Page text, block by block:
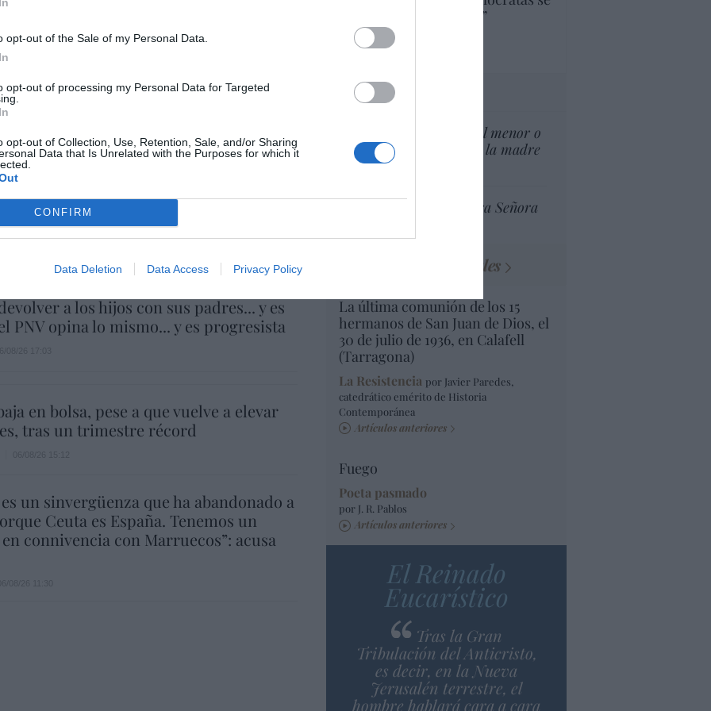
opt-out of the Sale of my Personal Data.
opt-out of processing my Personal Data for Targeted
opt-out of Collection, Use, Retention, Sale, and/or Sharing
Data that Is Unrelated with the Purposes for which it
CONFIRM
Data Deletion Data Access Privacy Policy
el penúltimo fiasco del Gobierno
escaso en reputación e influencia
se conforma con ser la número dos
06/08/26 12:41
De la Espriella toma posesión como
entre amenazas terroristas del ELN y el
la Izquierda
a los hijos con sus padres... y es
PNV opina lo mismo... y es progresista
en bolsa, pese a que vuelve a elevar
tras un trimestre récord
un sinvergüenza que ha abandonado a
Ceuta es España. Tenemos un
connivencia con Marruecos”: acusa
define como “socialista”
por Ignacio Aguirre
Cartas al director
¿El Superior interés el menor o
el superior interés de la madre
Ceuta celebra Nuestra Señora
Minucias visuales
La última comunión de los 15
hermanos de San Juan de Dios, el
30 de julio de 1936, en Calafell
(Tarragona)
La Resistencia por Javier Paredes,
catedrático emérito de Historia
Contemporánea
Artículos anteriores
Fuego
Poeta pasmado
por J. R. Pablos
Artículos anteriores
El Reinado
Eucarístico
Tras la Gran
Tribulación del Anticristo,
es decir, en la Nueva
Jerusalén terrestre, el
hombre hablará cara a cara